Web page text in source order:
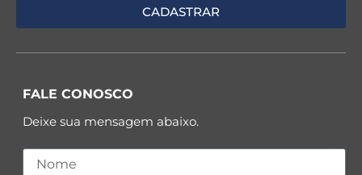
FALE CONOSCO
Deixe sua mensagem abaixo.